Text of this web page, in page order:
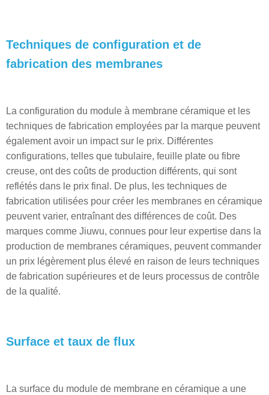
Techniques de configuration et de
fabrication des membranes
La configuration du module à membrane céramique et les
techniques de fabrication employées par la marque peuvent
également avoir un impact sur le prix. Différentes
configurations, telles que tubulaire, feuille plate ou fibre
creuse, ont des coûts de production différents, qui sont
reflétés dans le prix final. De plus, les techniques de
fabrication utilisées pour créer les membranes en céramique
peuvent varier, entraînant des différences de coût. Des
marques comme Jiuwu, connues pour leur expertise dans la
production de membranes céramiques, peuvent commander
un prix légèrement plus élevé en raison de leurs techniques
de fabrication supérieures et de leurs processus de contrôle
de la qualité.
Surface et taux de flux
La surface du module de membrane en céramique a une